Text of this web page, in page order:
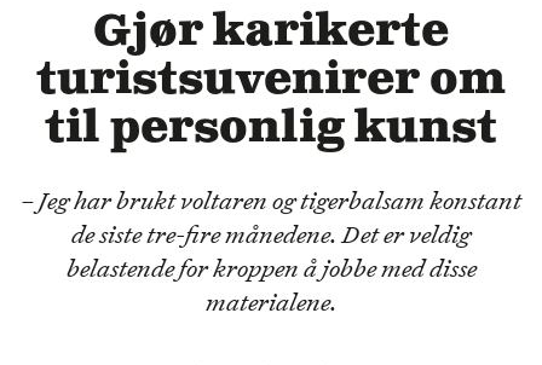
Gjør karikerte
turistsuvenirer om
til personlig kunst
– Jeg har brukt voltaren og tigerbalsam konstant
de siste tre-fire månedene. Det er veldig
belastende for kroppen å jobbe med disse
materialene.